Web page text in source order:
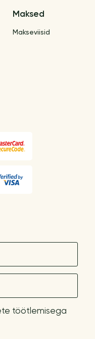
Maksed
Makseviisid
töötlemisega